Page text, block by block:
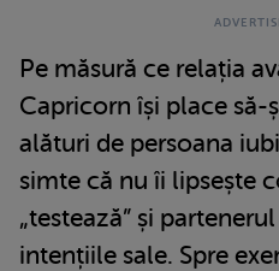
Pe măsură ce relația
Capricorn își place
alături de persoana
simte că nu îi lipsește
„testează” și
intențiile sale. Spre